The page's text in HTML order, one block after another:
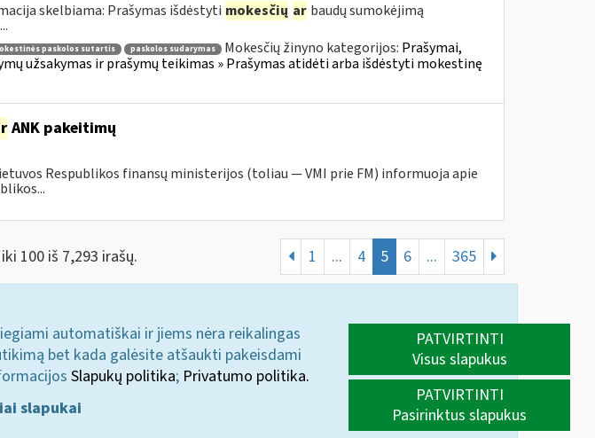
skelbiama: Prašymas išdėstyti mokesčių ar baudų sumokėjimą
paskolos sutartis paskolos sudarymas Mokesčių žinyno kategorijos: Prašymai,
užsakymas ir prašymų teikimas » Prašymas atidėti arba išdėstyti mokestinę
ANK pakeitimų
Respublikos finansų ministerijos (toliau — VMI prie FM) informuoja apie
100 iš 7,293 irašų. 1 ... 4 5 6 ... 365
automatiškai ir jiems nėra reikalingas
bet kada galėsite atšaukti pakeisdami
Slapukų politika; Privatumo politika.
slapukai
PATVIRTINTI
Visus slapukus
PATVIRTINTI
Pasirinktus slapukus